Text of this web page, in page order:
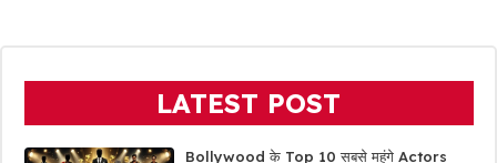
LATEST POST
Bollywood के Top 10 सबसे महंगे Actors